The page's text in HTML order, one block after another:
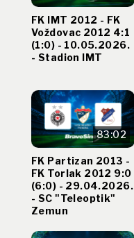
FK IMT 2012 - FK
Voždovac 2012 4:1
(1:0) - 10.05.2026.
- Stadion IMT
83:02
FK Partizan 2013 -
FK Torlak 2012 9:0
(6:0) - 29.04.2026.
- SC "Teleoptik"
Zemun